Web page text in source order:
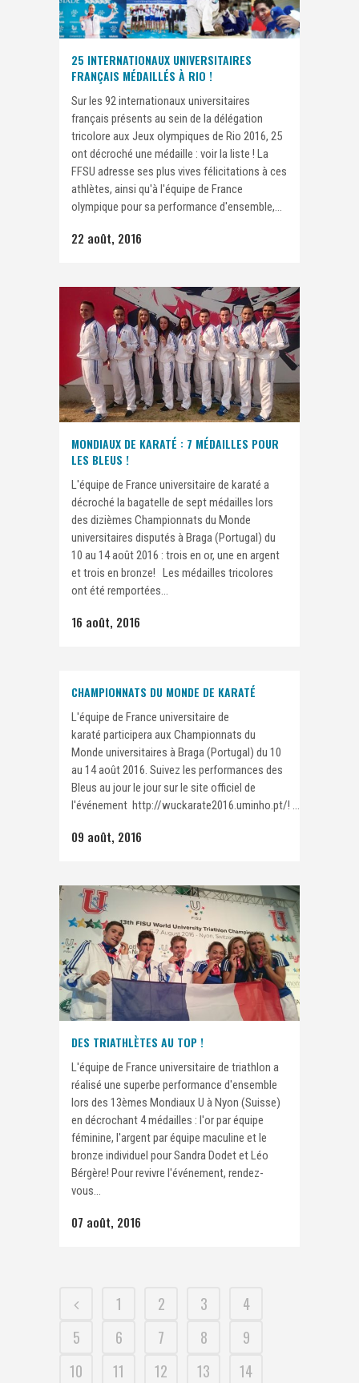
25 INTERNATIONAUX UNIVERSITAIRES
FRANÇAIS MÉDAILLÉS À RIO !
Sur les 92 internationaux universitaires
français présents au sein de la délégation
tricolore aux Jeux olympiques de Rio 2016, 25
ont décroché une médaille : voir la liste ! La
FFSU adresse ses plus vives félicitations à ces
athlètes, ainsi qu'à l'équipe de France
olympique pour sa performance d'ensemble,...
22 août, 2016
MONDIAUX DE KARATÉ : 7 MÉDAILLES POUR
LES BLEUS !
L'équipe de France universitaire de karaté a
décroché la bagatelle de sept médailles lors
des dizièmes Championnats du Monde
universitaires disputés à Braga (Portugal) du
10 au 14 août 2016 : trois en or, une en argent
et trois en bronze! Les médailles tricolores
ont été remportées...
16 août, 2016
CHAMPIONNATS DU MONDE DE KARATÉ
L'équipe de France universitaire de
karaté participera aux Championnats du
Monde universitaires à Braga (Portugal) du 10
au 14 août 2016. Suivez les performances des
Bleus au jour le jour sur le site officiel de
l'événement http://wuckarate2016.uminho.pt/! ...
09 août, 2016
DES TRIATHLÈTES AU TOP !
L'équipe de France universitaire de triathlon a
réalisé une superbe performance d'ensemble
lors des 13èmes Mondiaux U à Nyon (Suisse)
en décrochant 4 médailles : l'or par équipe
féminine, l'argent par équipe maculine et le
bronze individuel pour Sandra Dodet et Léo
Bérgère! Pour revivre l'événement, rendez-
vous...
07 août, 2016
1 2 3
4
5
6 7 8
9
10
11 12 13
14